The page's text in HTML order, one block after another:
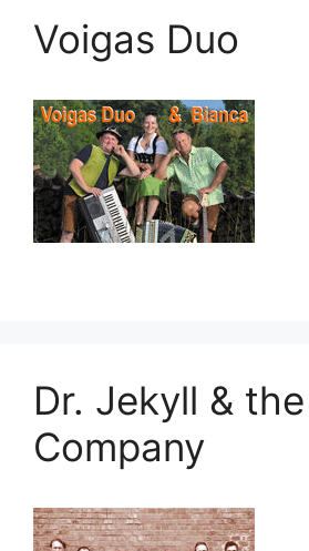
Voigas Duo
Dr. Jekyll &
Company